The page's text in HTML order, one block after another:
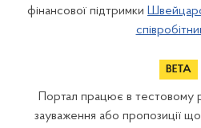
фінансової підтримки
Портал працює в тестовому
зауваження або пропозиції